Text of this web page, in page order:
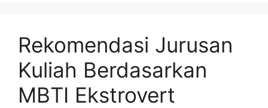
Rekomendasi Jurusan
Kuliah Berdasarkan
MBTI Ekstrovert